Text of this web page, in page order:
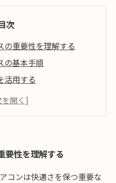
次
の重要性を理解する
の基本手順
活用する
ンメンテナンス
要性を理解する
コンは快適さを保つ重要な